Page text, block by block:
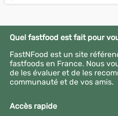
Quel fastfood est fait pour
FastNFood est un site
fastfoods en France. Nous
de les évaluer et de les
communauté et de vos amis.
Accès rapide